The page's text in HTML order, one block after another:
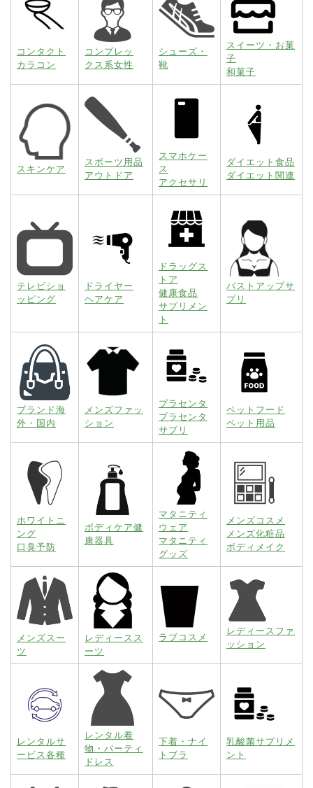
コンタクト
カラコン
コンプレッ
クス系女性
シューズ・
靴
スイーツ・お菓
子
和菓子
スキンケア
スポーツ用品
アウトドア
スマホケー
ス
アクセサリ
ダイエット食品
ダイエット関連
テレビショ
ッピング
ドライヤー
ヘアケア
ドラッグス
トア
健康食品
サプリメン
ト
バストアップサ
プリ
ブランド海
外・国内
メンズファッ
ション
プラセンタ
プラセンタ
サプリ
ペットフード
ペット用品
ホワイトニ
ング
口臭予防
ボディケア健
康器具
マタニティ
ウェア
マタニティ
グッズ
メンズコスメ
メンズ化粧品
ボディメイク
メンズスー
ツ
レディースス
ーツ
ラブコスメ
レディースファ
ッション
レンタルサ
ービス各種
レンタル着
物・パーティ
ドレス
下着・ナイ
トブラ
乳酸菌サプリメ
ント